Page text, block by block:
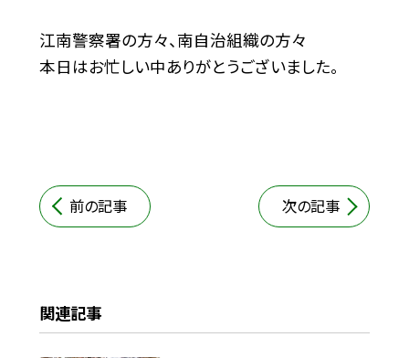
江南警察署の方々、南自治組織の方々
本日はお忙しい中ありがとうございました。
前の記事 次の記事
関連記事